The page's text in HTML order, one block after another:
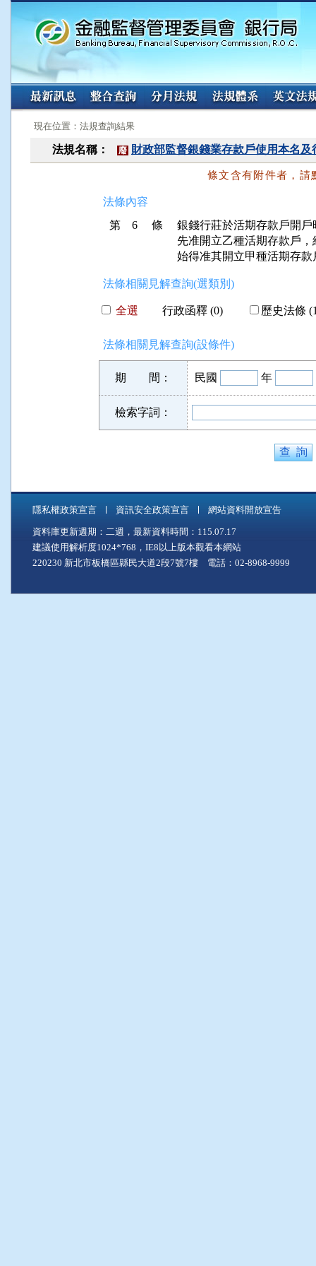
:::
現在位置：法規查詢結果
法規名稱： 廢 財政部監督銀錢業存款戶使用本名及
條文含有附件者，請
法條內容
第 6 條
銀錢行莊於活期存款戶開
先准開立乙種活期存款戶
法條相關見解查詢(選類別)
全選 行政函釋 (0) 歷史法條
法條相關見解查詢(設條件)
期 間： 民國 年
檢索字詞：
隱私權政策宣言 資訊安全政策宣言 網站資料開放宣告
資料庫更新週期：二週，最新資料時間：115.07.17
建議使用解析度1024*768，IE8以上版本觀看本網站
220230 新北市板橋區縣民大道2段7號7樓 電話：02-8968-9999